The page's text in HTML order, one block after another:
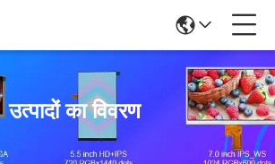
उत्पादों का विवरण